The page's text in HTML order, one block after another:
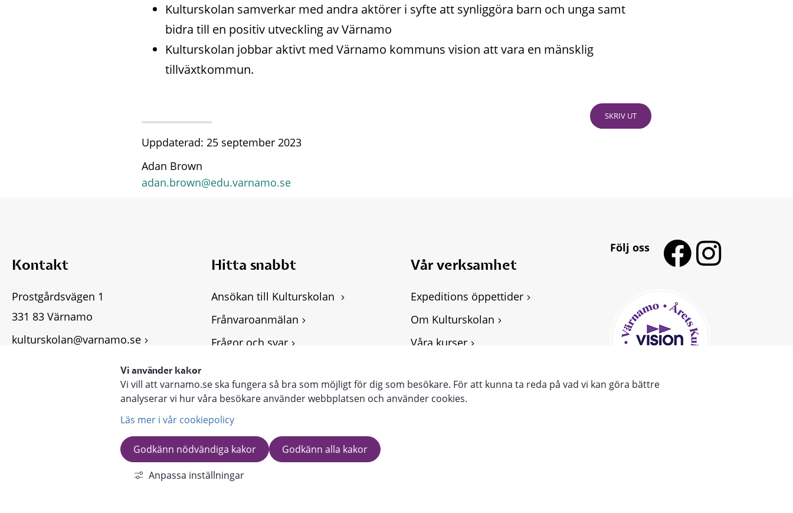
Vi använder kakor
Vi vill att varnamo.se ska fungera så bra som möjligt för dig som besökare. För att kunna ta reda på vad vi kan göra bättre
analyserar vi hur våra besökare använder webbplatsen och använder cookies.
Läs mer i vår cookiepolicy
Godkänn nödvändiga kakor
Godkänn alla kakor
Anpassa inställningar
Kulturskolan samverkar med andra aktörer i syfte att synliggöra barn och unga samt
bidra till en positiv utveckling av Värnamo
Kulturskolan jobbar aktivt med Värnamo kommuns vision att vara en mänsklig
tillväxtkommun.
SKRIV UT
Uppdaterad: 25 september 2023
Adan Brown
adan.brown@edu.varnamo.se
Kontakt
Prostgårdsvägen 1
331 83 Värnamo
kulturskolan@varnamo.se
Hitta snabbt
Ansökan till Kulturskolan
Frånvaroanmälan
Frågor och svar
Lämna synpunkter
Vår verksamhet
Expeditions öppettider
Om Kulturskolan
Våra kurser
Följ oss
KOMMUN.VARNAMO.SE